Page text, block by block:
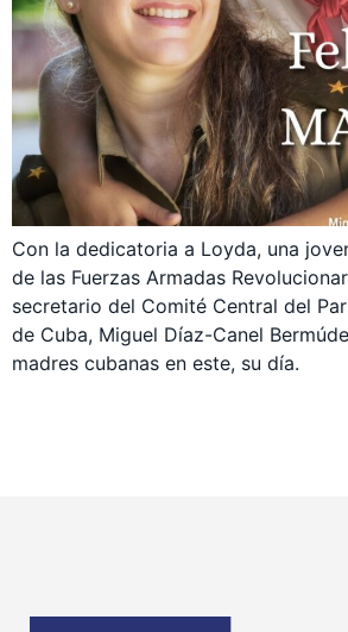
Con la dedicatoria a Loyda, una
de las Fuerzas Armadas
secretario del Comité Central del
de Cuba, Miguel Díaz-Canel
madres cubanas en este, su día.